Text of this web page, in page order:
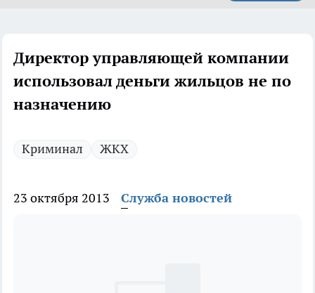
Директор управляющей компании
использовал деньги жильцов не по
назначению
Криминал ЖКХ
23 октября 2013 Служба новостей